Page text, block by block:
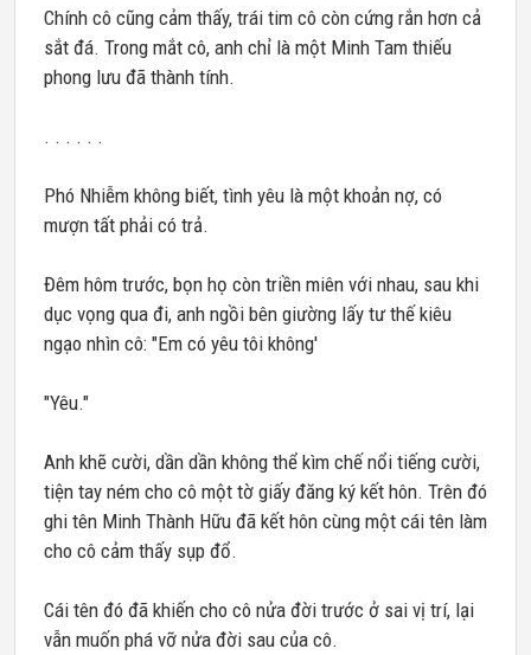
Chính cô cũng cảm thấy, trái tim cô còn cứng rắn hơn cả
sắt đá. Trong mắt cô, anh chỉ là một Minh Tam thiếu
phong lưu đã thành tính.
. . . . . .
Phó Nhiễm không biết, tình yêu là một khoản nợ, có
mượn tất phải có trả.
Đêm hôm trước, bọn họ còn triền miên với nhau, sau khi
dục vọng qua đi, anh ngồi bên giường lấy tư thế kiêu
ngạo nhìn cô: "Em có yêu tôi không'
"Yêu."
Anh khẽ cười, dần dần không thể kìm chế nổi tiếng cười,
tiện tay ném cho cô một tờ giấy đăng ký kết hôn. Trên đó
ghi tên Minh Thành Hữu đã kết hôn cùng một cái tên làm
cho cô cảm thấy sụp đổ.
Cái tên đó đã khiến cho cô nửa đời trước ở sai vị trí, lại
vẫn muốn phá vỡ nửa đời sau của cô.